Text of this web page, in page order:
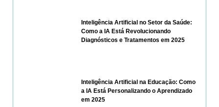
Inteligência Artificial no Setor da Saúde:
Como a IA Está Revolucionando
Diagnósticos e Tratamentos em 2025
Inteligência Artificial na Educação: Como
a IA Está Personalizando o Aprendizado
em 2025